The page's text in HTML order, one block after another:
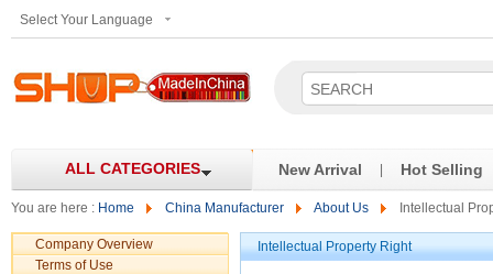
Select Your Language
ALL CATEGORIES New Arrival Hot Selling
You are here : Home China Manufacturer About Us Intellectual
Company Overview
Terms of Use
Intellectual Property Right